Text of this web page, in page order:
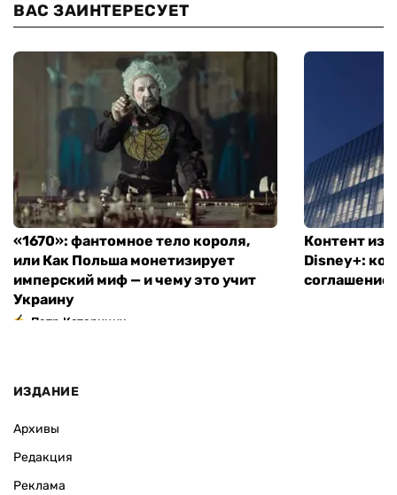
ВАС ЗАИНТЕРЕСУЕТ
«1670»: фантомное тело короля,
или Как Польша монетизирует
имперский миф — и чему это учит
Украину
Петр Катеринич
Контент из
Disney+:
соглашение
ИЗДАНИЕ
Архивы
Редакция
Реклама